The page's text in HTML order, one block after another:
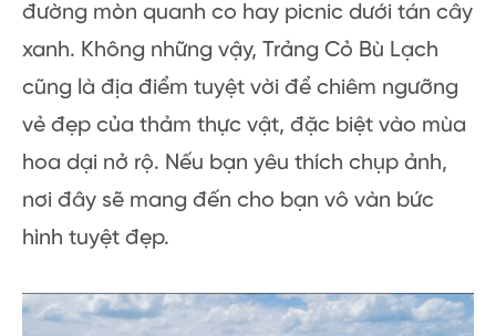
đường mòn quanh co hay picnic dưới tán cây
xanh. Không những vậy, Trảng Cỏ Bù Lạch
cũng là địa điểm tuyệt vời để chiêm ngưỡng
vẻ đẹp của thảm thực vật, đặc biệt vào mùa
hoa dại nở rộ. Nếu bạn yêu thích chụp ảnh,
nơi đây sẽ mang đến cho bạn vô vàn bức
hình tuyệt đẹp.